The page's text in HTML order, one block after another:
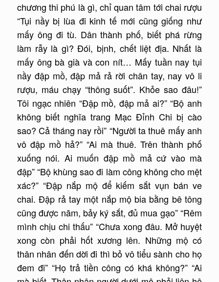
chương thi phú là gì, chỉ quan tâm tới chai rượu
“Tụi nầy bị lùa đi kinh tế mới cũng giống như
mấy ông đi tù. Dân thành phố, biết phá rừng
làm rẫy là gì? Ðói, bịnh, chết liệt địa. Nhất là
mấy ông bà già và con nít… Mấy tuần nay tụi
nầy đập mồ, đập mả rả rời chân tay, nay vô li
rượu, máu chạy “thông suốt”. Khỏe sao đâu!”
Tôi ngạc nhiên “Ðập mồ, đập mả ai?” “Bộ anh
không biết nghĩa trang Mạc Ðỉnh Chi bị cào
sao? Cả tháng nay rồi” “Người ta thuê mấy anh
vô đập mồ hả?” “Ai mà thuê. Trên thành phố
xuống nói. Ai muốn đập mồ mả cứ vào mà
đập” “Bộ khùng sao đi làm công không cho mệt
xác?” “Ðập nắp mộ để kiếm sắt vụn bán ve
chai. Ðập rả tay một nắp mộ bia bằng bê tông
cũng được năm, bảy ký sắt, đủ mua gạo” “Rêm
mình chịu chi thấu” “Chưa xong đâu. Mở huyệt
xong còn phải hốt xương lên. Những mộ có
thân nhân đến dời đi thì bỏ vô tiểu sành cho họ
đem đi” “Họ trả tiền công có khá không?” “Ai